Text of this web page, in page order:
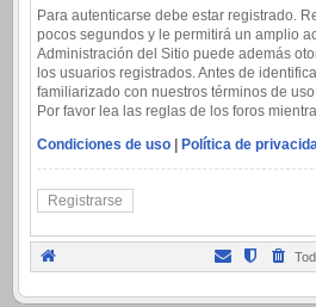
Para autenticarse debe estar registrado.
pocos segundos y le permitirá un amplio
Administración del Sitio puede además
los usuarios registrados. Antes de
familiarizado con nuestros términos de
Por favor lea las reglas de los foros
Condiciones de uso | Política de
Registrarse
.